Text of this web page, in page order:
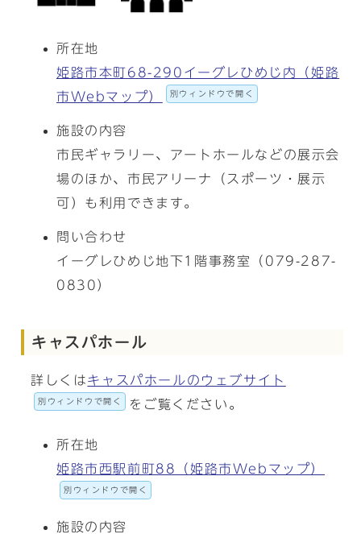
所在地
姫路市本町68-290イーグレひめじ内（姫路
市Webマップ）
別ウィンドウで開く
施設の内容
市民ギャラリー、アートホールなどの展示会
場のほか、市民アリーナ（スポーツ・展示
可）も利用できます。
問い合わせ
イーグレひめじ地下1階事務室（079-287-
0830）
キャスパホール
詳しくはキャスパホールのウェブサイト
別ウィンドウで開く をご覧ください。
所在地
姫路市西駅前町88（姫路市Webマップ）
別ウィンドウで開く
施設の内容